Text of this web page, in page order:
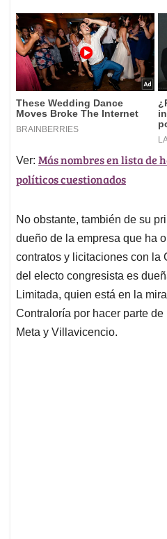
Ver: Más nombres en lista de
políticos cuestionados
No obstante, también de su
dueño de la empresa que ha
contratos y licitaciones con la
del electo congresista es
Limitada, quien está en la
Contraloría por hacer parte de
Meta y Villavicencio.